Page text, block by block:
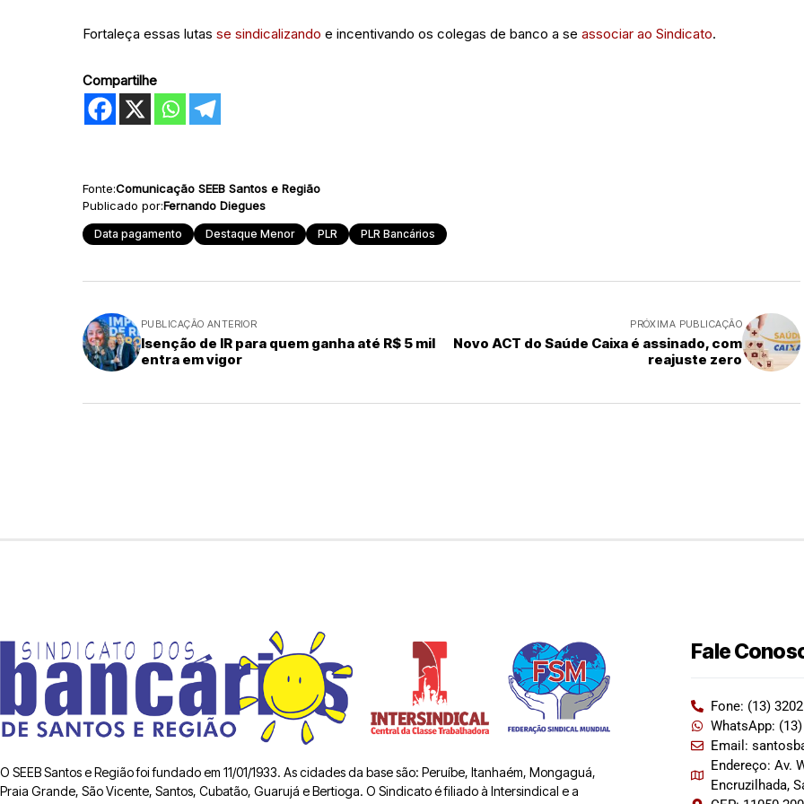
Fortaleça essas lutas se sindicalizando e incentivando os colegas de banco a se associar ao Sindicato.
Compartilhe
Fonte:Comunicação SEEB Santos e Região
Publicado por:Fernando Diegues
Data pagamento Destaque Menor PLR PLR Bancários
PUBLICAÇÃO ANTERIOR
Isenção de IR para quem ganha até R$ 5 mil
entra em vigor
PRÓXIMA PUBLICAÇÃO
Novo ACT do Saúde Caixa é assinado, com
reajuste zero
O SEEB Santos e Região foi fundado em 11/01/1933. As cidades da base são: Peruíbe, Itanhaém, Mongaguá,
Praia Grande, São Vicente, Santos, Cubatão, Guarujá e Bertioga. O Sindicato é filiado à Intersindical e a
Fale
Fone: (13)
WhatsApp:
Email:
Endereço: Av.
Encruzilhada,